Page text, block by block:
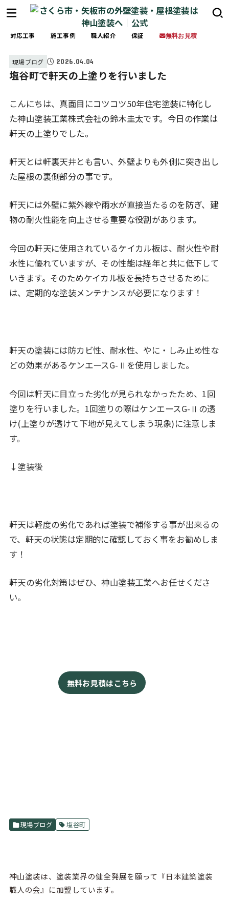
対応工事 施工事例 職人紹介 保証 無料お見積
現場ブログ 2026.04.04
塩谷町で軒天の上塗りを行いました
こんにちは、真面目にコツコツ50年住宅塗装に特化し
た神山塗装工業株式会社の鈴木圭太です。今日の作業は
軒天の上塗りでした。
軒天とは軒裏天井とも言い、外壁よりも外側に突き出し
た屋根の裏側部分の事です。
軒天には外壁に紫外線や雨水が直接当たるのを防ぎ、建
物の耐火性能を向上させる重要な役割があります。
今回の軒天に使用されているケイカル板は、耐火性や耐
水性に優れていますが、その性能は経年と共に低下して
いきます。そのためケイカル板を長持ちさせるために
は、定期的な塗装メンテナンスが必要になります！
軒天の塗装には防カビ性、耐水性、やに・しみ止め性な
どの効果があるケンエースG-Ⅱを使用しました。
今回は軒天に目立った劣化が見られなかったため、1回
塗りを行いました。1回塗りの際はケンエースG-Ⅱの透
け(上塗りが透けて下地が見えてしまう現象)に注意しま
す。
↓塗装後
軒天は軽度の劣化であれば塗装で補修する事が出来るの
で、軒天の状態は定期的に確認しておく事をお勧めしま
す！
軒天の劣化対策はぜひ、神山塗装工業へお任せくださ
い。
無料お見積はこちら
現場ブログ 塩谷町
神山塗装は、塗装業界の健全発展を願って『日本建築塗装
職人の会』に加盟しています。